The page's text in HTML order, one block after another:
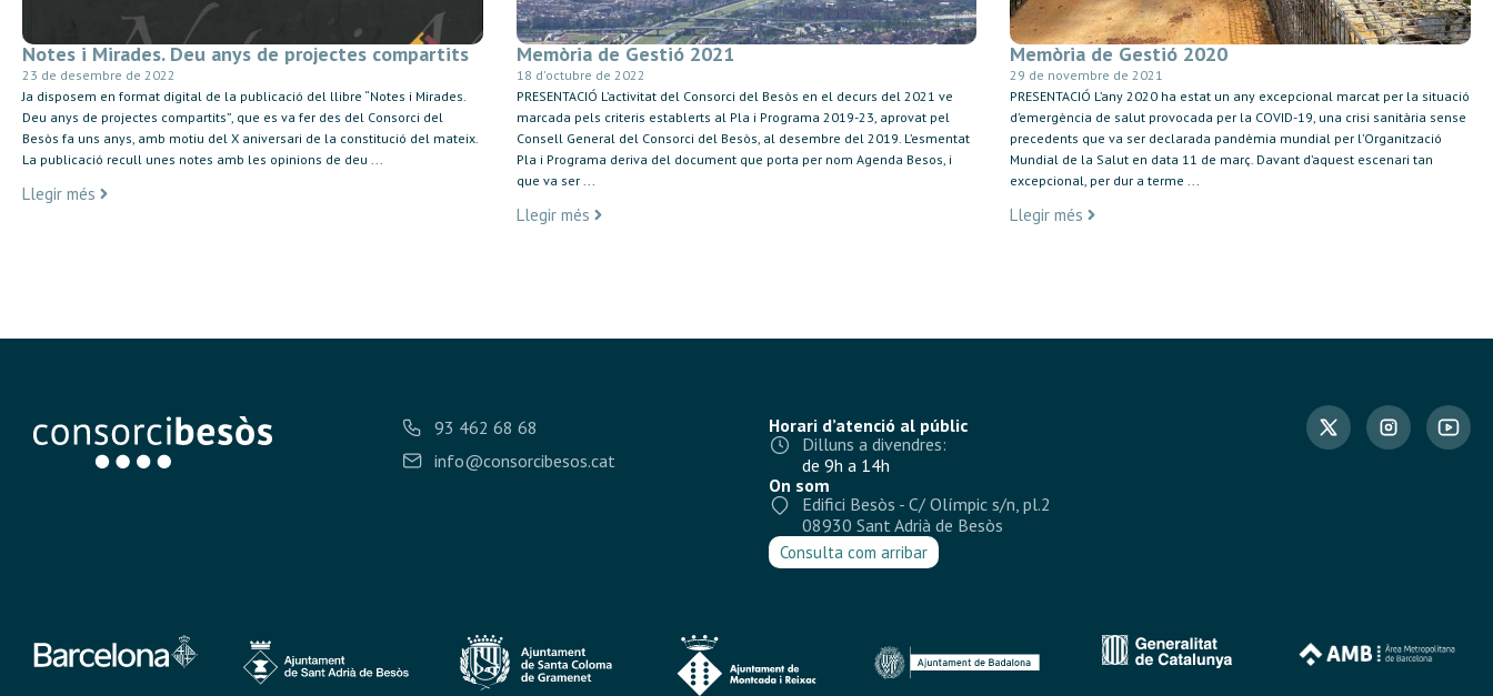
Notes i Mirades. Deu anys de projectes compartits
23 de desembre de 2022
Ja disposem en format digital de la publicació del llibre “Notes i Mirades.
Deu anys de projectes compartits”, que es va fer des del Consorci del
Besòs fa uns anys, amb motiu del X aniversari de la constitució del mateix.
La publicació recull unes notes amb les opinions de deu ...
Llegir més
Memòria de Gestió 2021
18 d'octubre de 2022
PRESENTACIÓ L’activitat del Consorci del Besòs en el decurs del 2021 ve
marcada pels criteris establerts al Pla i Programa 2019-23, aprovat pel
Consell General del Consorci del Besòs, al desembre del 2019. L’esmentat
Pla i Programa deriva del document que porta per nom Agenda Besos, i
que va ser ...
Llegir més
Memòria de Gestió 2020
29 de novembre de 2021
PRESENTACIÓ L’any 2020 ha estat un any excepcional marcat per la situació
d’emergència de salut provocada per la COVID-19, una crisi sanitària sense
precedents que va ser declarada pandèmia mundial per l’Organització
Mundial de la Salut en data 11 de març. Davant d’aquest escenari tan
excepcional, per dur a terme ...
Llegir més
93 462 68 68
info@consorcibesos.cat
Horari d’atenció al públic
Dilluns a divendres:
de 9h a 14h
On som
Edifici Besòs - C/ Olímpic s/n, pl.2
08930 Sant Adrià de Besòs
Consulta com arribar